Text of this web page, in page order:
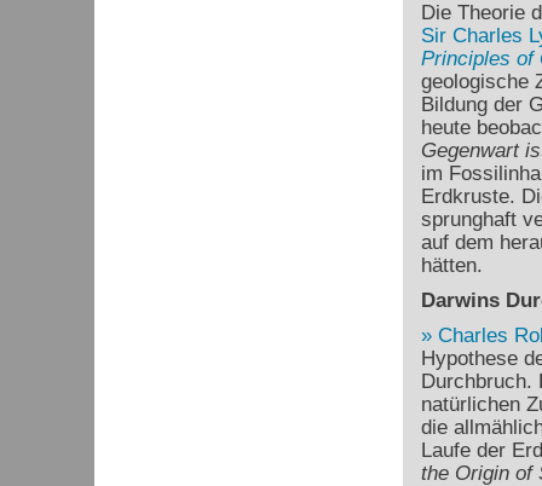
Die Theorie
Sir Charles
Principles of
geologische
Bildung der
heute
Gegenwart
im
Erdkruste.
sprunghaft
auf dem
hätten.
Darwins
Charles
Hypothese
Durchbruch.
natürlichen
die
Laufe der
the Origin of